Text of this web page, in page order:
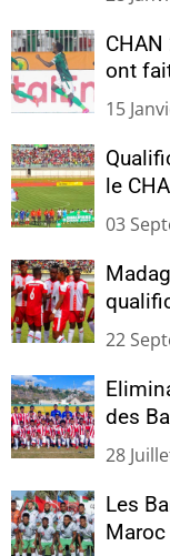
ont
15
le
03
22
des
28
Les